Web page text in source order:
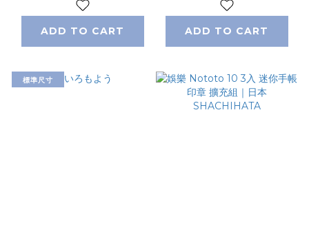
ADD TO CART ADD TO CART
標準尺寸